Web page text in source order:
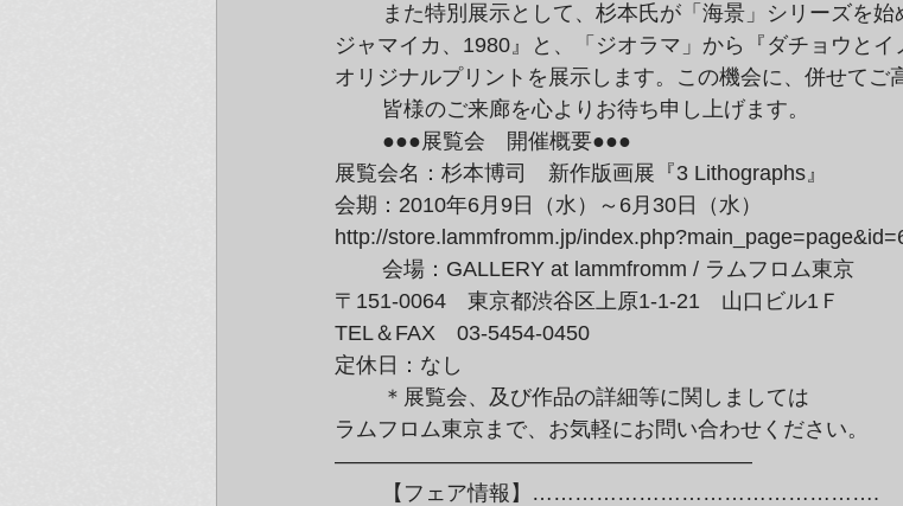
ジャマイカ、1980』と、「ジオラマ」から『ダチョウと
オリジナルプリントを展示します。この機会に、併せてご
	皆様のご来廊を心よりお待ち申し上げます。
展覧会名：杉本博司　新作版画展『3 Lithographs』
会期：2010年6月9日（水）～6月30日（水）
http://store.lammfromm.jp/
〒151-0064　東京都渋谷区上原1-1-21　山口ビル1Ｆ
TEL＆FAX　03-5454-0450
定休日：なし
ラムフロム東京まで、お気軽にお問い合わせください。
———————————————————–
	【フェア情報】………………………………………….